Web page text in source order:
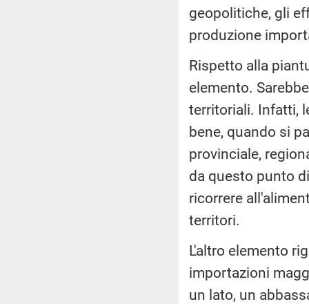
geopolitiche, gli
produzione
Rispetto alla
elemento.
territoriali. Infatti,
bene, quando si
provinciale,
da questo punto
ricorrere
territori.
L'altro elemento
importazioni
un lato, un